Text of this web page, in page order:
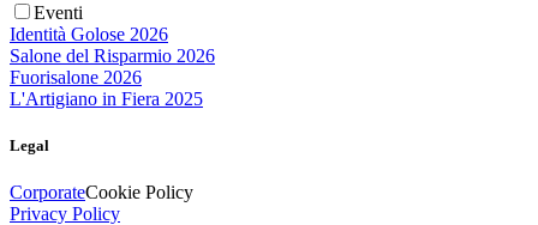
Eventi
Identità Golose 2026
Salone del Risparmio 2026
Fuorisalone 2026
L'Artigiano in Fiera 2025
Legal
CorporateCookie Policy
Privacy Policy